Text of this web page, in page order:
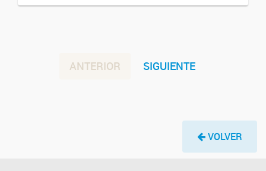
ANTERIOR SIGUIENTE
VOLVER